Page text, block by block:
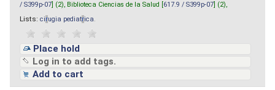
/ S399p-07 ] (2), Biblioteca Ciencias de la Salud [ 617.9 / S399p-07 ] (2),
Lists: cirugia pediatrica
Place hold
Log in to add tags.
Add to cart